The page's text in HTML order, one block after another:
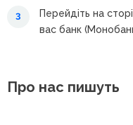
3
Перейдіть на
вас банк
Про нас пишуть